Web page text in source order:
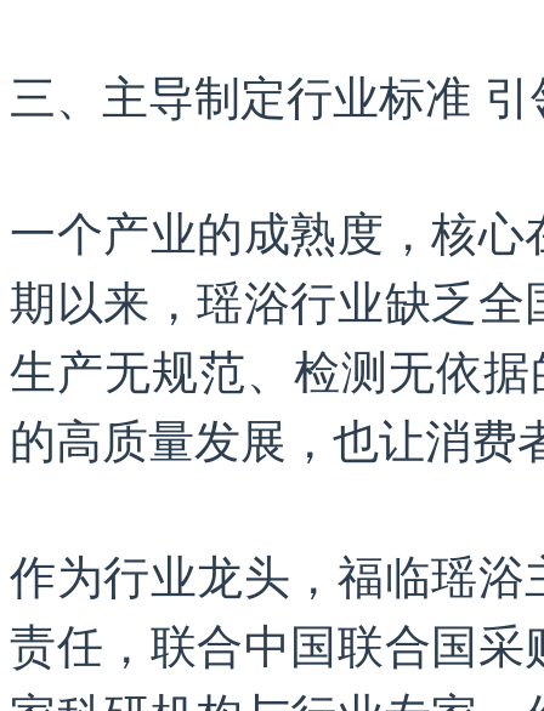
三、主导制定行业标准
一个产业的成熟度，核
期以来，瑶浴行业缺乏
生产无规范、检测无依
的高质量发展，也让消费
作为行业龙头，福临瑶
责任，联合中国联合国